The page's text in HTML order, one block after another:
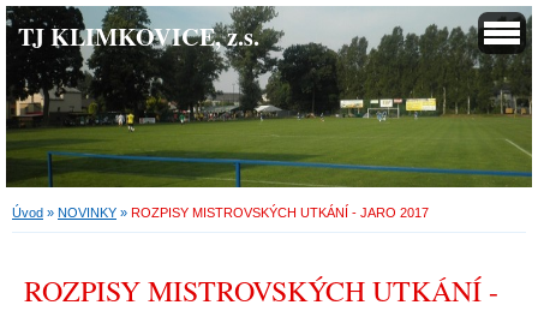
TJ KLIMKOVICE, z.s.
Úvod » NOVINKY » ROZPISY MISTROVSKÝCH UTKÁNÍ - JARO 2017
ROZPISY MISTROVSKÝCH UTKÁNÍ -